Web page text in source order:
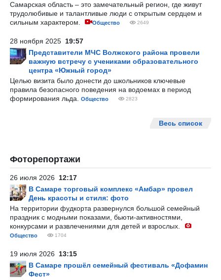
Самарская область – это замечательный регион, где живут
трудолюбивые и талантливые люди с открытым сердцем и
сильным характером.
Общество 2649
28 ноября 2025 19:57
Представители МЧС Волжского района провели
важную встречу с учениками образовательного
центра «Южный город»
Целью визита было донести до школьников ключевые
правила безопасного поведения на водоемах в период
формирования льда.
Общество 2823
Весь список
Фоторепортажи
26 июля 2026 12:17
В Самаре торговый комплекс «Амбар» провел
День красоты и стиля: фото
На территории фудкорта развернулся большой семейный
праздник с модными показами, бьюти-активностями,
конкурсами и развлечениями для детей и взрослых.
Общество 1704
19 июля 2026 13:15
В Самаре прошёл семейный фестиваль «Дофамин
Фест»